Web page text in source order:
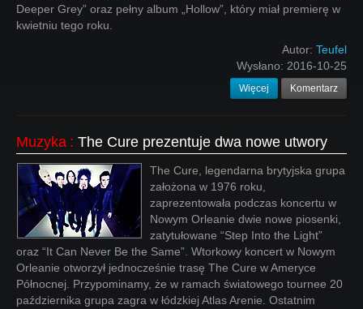
Deeper Grey” oraz pełny album „Hollow”, który miał premierę w
kwietniu tego roku.
Autor: Teufel
Wysłano: 2016-10-25
Więcej Komentarz
Muzyka : The Cure prezentuje dwa nowe utwory
The Cure, legendarna brytyjska grupa
założona w 1976 roku,
zaprezentowała podczas koncertu w
Nowym Orleanie dwie nowe piosenki,
zatytułowane “Step Into the Light”
oraz “It Can Never Be the Same”. Wtorkowy koncert w Nowym
Orleanie otworzył jednocześnie trasę The Cure w Ameryce
Północnej. Przypominamy, że w ramach światowego tournee 20
października grupa zagra w łódzkiej Atlas Arenie. Ostatnim